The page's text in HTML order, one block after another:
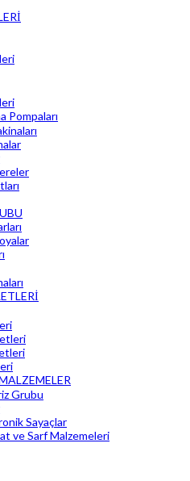
Pompaları
Grubu
Sayaçlar
ve Sarf Malzemeleri